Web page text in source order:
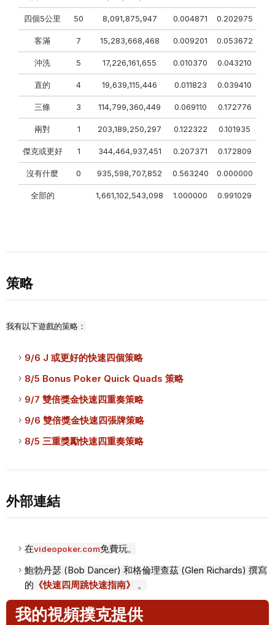
四個5公里 50 8,091,875,947 0.004871 0.202975
客滿 7 15,283,668,468 0.009201 0.053672
沖洗 5 17,226,161,655 0.010370 0.043210
直的 4 19,639,115,446 0.011823 0.039410
三條 3 114,799,360,449 0.069110 0.172776
兩對 1 203,189,250,297 0.122322 0.101935
傑克或更好 1 344,464,937,451 0.207371 0.172809
沒有什麼 0 935,598,707,852 0.563240 0.000000
全部的 1,661,102,543,098 1.000000 0.991029
策略
我有以下遊戲的策略：
9/6 J 或更好的快速四個策略
8/5 Bonus Poker Quick Quads 策略
9/7 雙倍獎金快速四重奏策略
9/6 雙倍獎金快速四張牌策略
8/5 三重獎勵快速四重奏策略
外部連結
在videopoker.com免費玩。
鮑勃丹瑟 (Bob Dancer) 和格倫理查茲 (Glen Richards) 撰寫
的 《快速四周跳快速指南》 。
我的視頻撲克提供